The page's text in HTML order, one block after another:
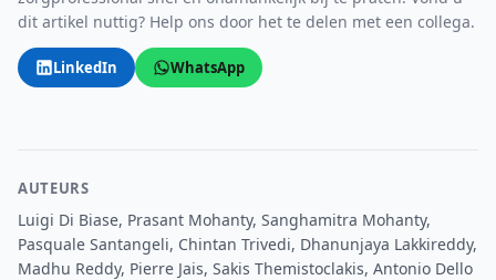
dit artikel nuttig? Help ons door het te delen met een collega.
LinkedIn WhatsApp
AUTEURS
Luigi Di Biase, Prasant Mohanty, Sanghamitra Mohanty,
Pasquale Santangeli, Chintan Trivedi, Dhanunjaya Lakkireddy,
Madhu Reddy, Pierre Jais, Sakis Themistoclakis, Antonio Dello